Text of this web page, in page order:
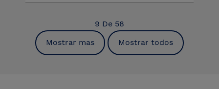
9 De 58
Mostrar mas
Mostrar todos